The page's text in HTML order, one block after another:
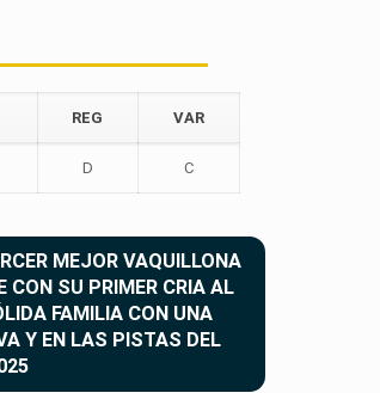
TE
PROPIA
REG VAR
D C
MEJOR VAQUILLONA
CON SU PRIMER CRIA AL
FAMILIA CON UNA
Y EN LAS PISTAS DEL